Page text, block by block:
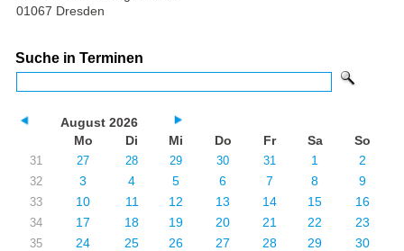
01067 Dresden
Suche in Terminen
August 2026
Mo
Di Mi Do Fr Sa So
31 27 28 29 30 31 1 2
32 3 4 5 6 7 8 9
33 10 11 12 13 14 15 16
34 17 18 19 20 21 22 23
35 24 25 26 27 28 29 30